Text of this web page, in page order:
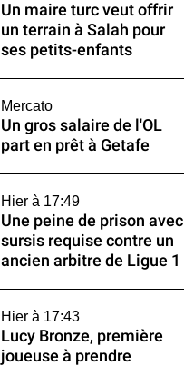
Un maire turc veut offrir
un terrain à Salah pour
ses petits-enfants
Mercato
Un gros salaire de l'OL
part en prêt à Getafe
Hier à 17:49
Une peine de prison avec
sursis requise contre un
ancien arbitre de Ligue 1
Hier à 17:43
Lucy Bronze, première
joueuse à prendre